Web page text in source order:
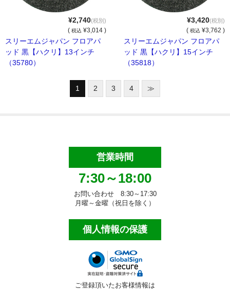
¥2,740(税別)
( 税込 ¥3,014 )
スリーエムジャパン フロアパ
ッド 黒【ハクリ】13インチ
（35780）
¥3,420(税別)
( 税込 ¥3,762 )
スリーエムジャパン フロアパ
ッド 黒【ハクリ】15インチ
（35818）
1 2 3 4 ≫
営業時間
7:30～18:00
お問い合わせ 8:30～17:30
月曜～金曜（祝日を除く）
個人情報の保護
ご登録頂いたお客様情報は